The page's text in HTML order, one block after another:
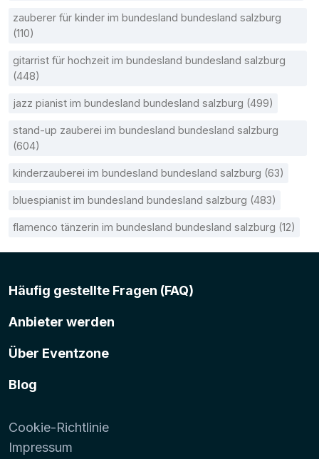
zauberer für kinder im bundesland bundesland salzburg
(110)
gitarrist für hochzeit im bundesland bundesland salzburg
(448)
jazz pianist im bundesland bundesland salzburg (499)
stand-up zauberei im bundesland bundesland salzburg
(604)
kinderzauberei im bundesland bundesland salzburg (63)
bluespianist im bundesland bundesland salzburg (483)
flamenco tänzerin im bundesland bundesland salzburg (12)
Häufig gestellte Fragen (FAQ)
Anbieter werden
Über Eventzone
Blog
Cookie-Richtlinie
Impressum